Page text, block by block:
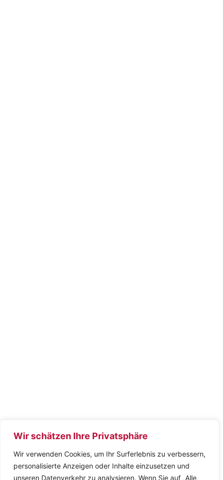
Wir schätzen Ihre Privatsphäre
Wir verwenden Cookies, um Ihr Surferlebnis zu verbessern,
personalisierte Anzeigen oder Inhalte einzusetzen und
unseren Datenverkehr zu analysieren. Wenn Sie auf „Alle